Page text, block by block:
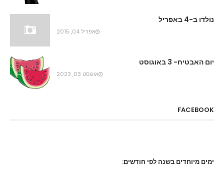
נולדו ב-4 באפריל
אפריל 04, 2015
יום האבטיח- 3 באוגוסט
אוגוסט 03, 2023
FACEBOOK
ימים מיוחדים בשנה לפי חודשים: